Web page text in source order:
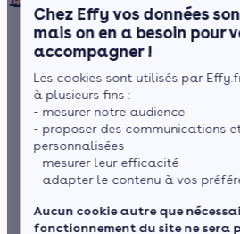
Chez Effy vos données
mais on en a besoin pour
accompagner !
Les cookies sont utilisés par
à plusieurs fins :
- mesurer notre audience
- proposer des communications
personnalisées
- mesurer leur efficacité
- adapter le contenu à vos
Aucun cookie autre que
fonctionnement du site ne sera
Notre équipe
Rejoignez-nous
A quoi sert
de sécurité
chauffe-eau ?
Mariana Gonçalves